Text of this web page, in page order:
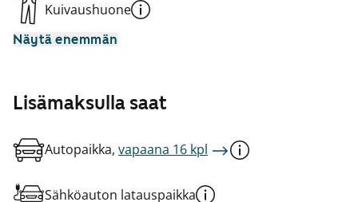
Kuivaushuone
Näytä enemmän
Lisämaksulla saat
Autopaikka, vapaana 16 kpl
Sähköauton latauspaikka